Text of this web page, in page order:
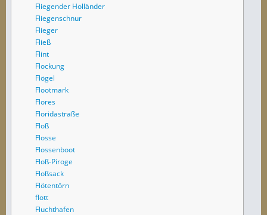
Fliegender Holländer
Fliegenschnur
Flieger
Fließ
Flint
Flockung
Flögel
Flootmark
Flores
Floridastraße
Floß
Flosse
Flossenboot
Floß-Piroge
Floßsack
Flötentörn
flott
Fluchthafen